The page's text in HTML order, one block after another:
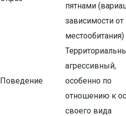
пятнами
зависимости от
местообитания)
Поведение
агрессивный,
особенно по
отношению к
своего вида